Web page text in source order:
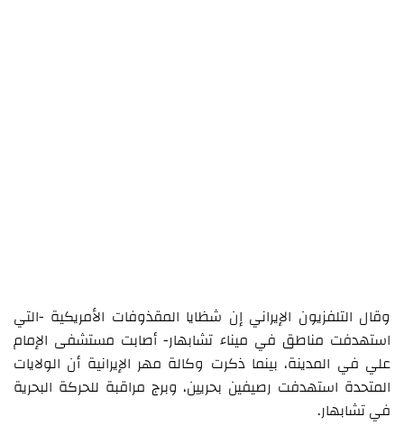
وقال التلفزيون الإيراني إن شظايا المقذوفات الأمريكية -التي
استهدفت مناطق في ميناء تشابهار- أصابت مستشفى الإمام
علي في المدينة، بينما ذكرت وكالة مهر الإيرانية أن الولايات
المتحدة استهدفت رصيفين بحريين، وبرج مراقبة للحركة البحرية
في تشابهار.